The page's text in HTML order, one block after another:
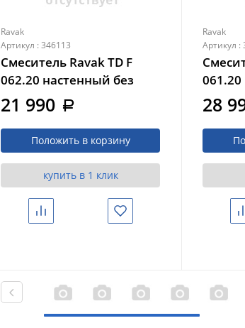
Ravak
Артикул : 346113
Смеситель Ravak TD F
062.20 настенный без
переключателя черный
(X070157)
21 990 a
Положить в корзину
купить в 1 клик
Сравнить Избранное
Ravak
Артикул :
28